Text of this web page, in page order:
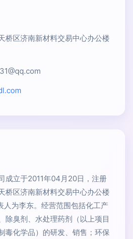
桥区济南新材料交易中心办公楼
成立于2011年04月20日，注册
桥区济南新材料交易中心办公楼
人为李东。经营范围包括化工产
除臭剂、水处理药剂（以上项目
毒化学品）的研发、销售；环保